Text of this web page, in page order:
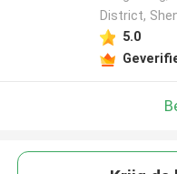
District,
5.0